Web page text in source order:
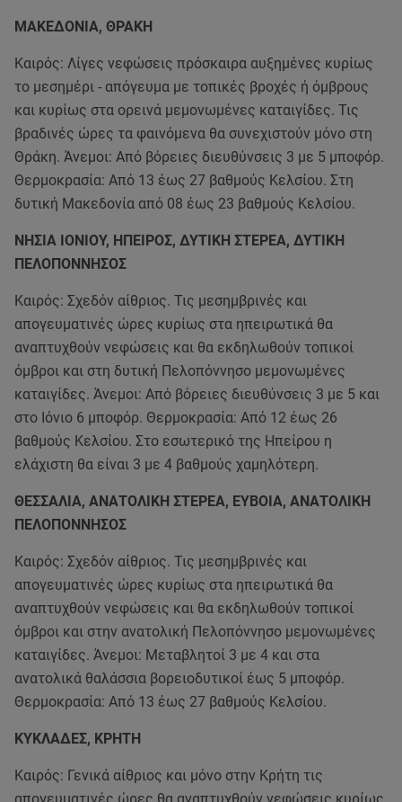
ΜΑΚΕΔΟΝΙΑ, ΘΡΑΚΗ
Καιρός: Λίγες νεφώσεις πρόσκαιρα αυξημένες κυρίως
το μεσημέρι - απόγευμα με τοπικές βροχές ή όμβρους
και κυρίως στα ορεινά μεμονωμένες καταιγίδες. Τις
βραδινές ώρες τα φαινόμενα θα συνεχιστούν μόνο στη
Θράκη. Άνεμοι: Από βόρειες διευθύνσεις 3 με 5 μποφόρ.
Θερμοκρασία: Από 13 έως 27 βαθμούς Κελσίου. Στη
δυτική Μακεδονία από 08 έως 23 βαθμούς Κελσίου.
ΝΗΣΙΑ ΙΟΝΙΟΥ, ΗΠΕΙΡΟΣ, ΔΥΤΙΚΗ ΣΤΕΡΕΑ, ΔΥΤΙΚΗ
ΠΕΛΟΠΟΝΝΗΣΟΣ
Καιρός: Σχεδόν αίθριος. Τις μεσημβρινές και
απογευματινές ώρες κυρίως στα ηπειρωτικά θα
αναπτυχθούν νεφώσεις και θα εκδηλωθούν τοπικοί
όμβροι και στη δυτική Πελοπόννησο μεμονωμένες
καταιγίδες. Άνεμοι: Από βόρειες διευθύνσεις 3 με 5 και
στο Ιόνιο 6 μποφόρ. Θερμοκρασία: Από 12 έως 26
βαθμούς Κελσίου. Στο εσωτερικό της Ηπείρου η
ελάχιστη θα είναι 3 με 4 βαθμούς χαμηλότερη.
ΘΕΣΣΑΛΙΑ, ΑΝΑΤΟΛΙΚΗ ΣΤΕΡΕΑ, ΕΥΒΟΙΑ, ΑΝΑΤΟΛΙΚΗ
ΠΕΛΟΠΟΝΝΗΣΟΣ
Καιρός: Σχεδόν αίθριος. Τις μεσημβρινές και
απογευματινές ώρες κυρίως στα ηπειρωτικά θα
αναπτυχθούν νεφώσεις και θα εκδηλωθούν τοπικοί
όμβροι και στην ανατολική Πελοπόννησο μεμονωμένες
καταιγίδες. Άνεμοι: Μεταβλητοί 3 με 4 και στα
ανατολικά θαλάσσια βορειοδυτικοί έως 5 μποφόρ.
Θερμοκρασία: Από 13 έως 27 βαθμούς Κελσίου.
ΚΥΚΛΑΔΕΣ, ΚΡΗΤΗ
Καιρός: Γενικά αίθριος και μόνο στην Κρήτη τις
απογευματινές ώρες θα αναπτυχθούν νεφώσεις κυρίως